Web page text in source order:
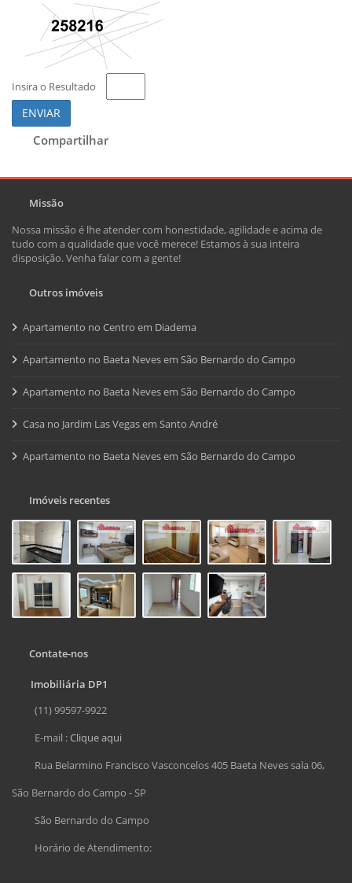
Insira o Resultado
ENVIAR
Compartilhar
Missão
Nossa missão é lhe atender com honestidade, agilidade e acima de
tudo com a qualidade que você merece! Estamos à sua inteira
disposição. Venha falar com a gente!
Outros imóveis
Apartamento no Centro em Diadema
Apartamento no Baeta Neves em São Bernardo do Campo
Apartamento no Baeta Neves em São Bernardo do Campo
Casa no Jardim Las Vegas em Santo André
Apartamento no Baeta Neves em São Bernardo do Campo
Imóveis recentes
Contate-nos
Imobiliária DP1
(11) 99597-9922
E-mail :Clique aqui
Rua Belarmino Francisco Vasconcelos 405 Baeta Neves sala 06,
São Bernardo do Campo - SP
São Bernardo do Campo
Horário de Atendimento: